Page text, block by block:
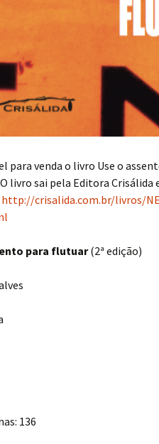
para venda o livro Use o
livro sai pela Editora
http://crisalida.com.br/livros/
para flutuar(2ª edição)
136